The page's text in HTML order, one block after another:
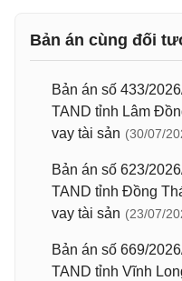
Bản án cùng đối
Bản án số 433/
TAND tỉnh Lâm
vay tài sản (30/07/
Bản án số 623/
TAND tỉnh Đồng
vay tài sản (23/07/
Bản án số 669/
TAND tỉnh Vĩnh